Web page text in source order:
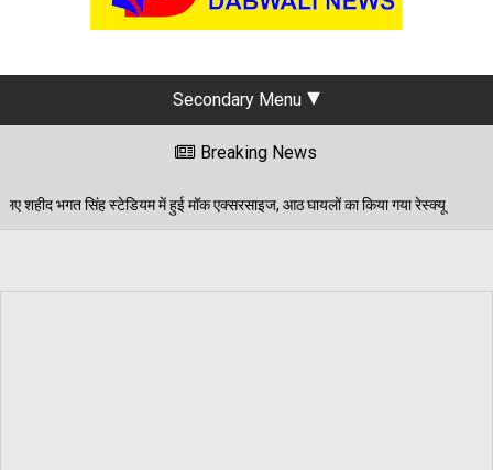
Secondary Menu
Breaking News
एक्सरसाइज, आठ घायलों का किया गया रेस्क्यू 06/08/2026